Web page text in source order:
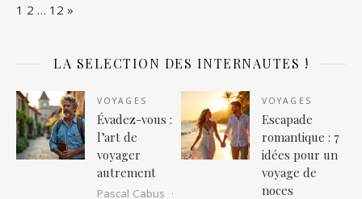
Page:
1 2 … 12 Next
»
LA SELECTION DES INTERNAUTES !
VOYAGES
Évadez-vous :
l’art de
voyager
autrement
Pascal Cabus
VOYAGES
Escapade
romantique : 7
idées pour un
voyage de
noces